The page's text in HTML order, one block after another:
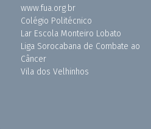
www.fua.org.br
Colégio Politécnico
Lar Escola Monteiro Lobato
Liga Sorocabana de Combate ao
Câncer
Vila dos Velhinhos